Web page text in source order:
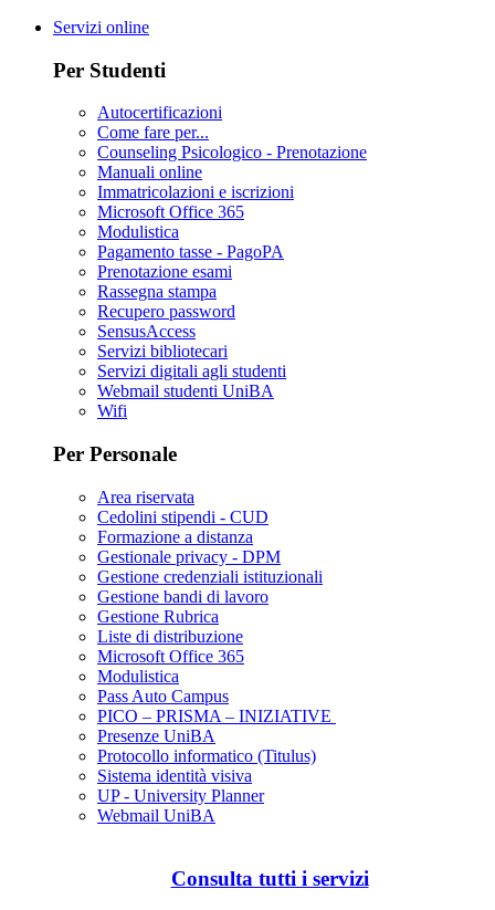
Servizi online
Per Studenti
Autocertificazioni
Come fare per...
Counseling Psicologico - Prenotazione
Manuali online
Immatricolazioni e iscrizioni
Microsoft Office 365
Modulistica
Pagamento tasse - PagoPA
Prenotazione esami
Rassegna stampa
Recupero password
SensusAccess
Servizi bibliotecari
Servizi digitali agli studenti
Webmail studenti UniBA
Wifi
Per Personale
Area riservata
Cedolini stipendi - CUD
Formazione a distanza
Gestionale privacy - DPM
Gestione credenziali istituzionali
Gestione bandi di lavoro
Gestione Rubrica
Liste di distribuzione
Microsoft Office 365
Modulistica
Pass Auto Campus
PICO – PRISMA – INIZIATIVE
Presenze UniBA
Protocollo informatico (Titulus)
Sistema identità visiva
UP - University Planner
Webmail UniBA
Consulta tutti i servizi